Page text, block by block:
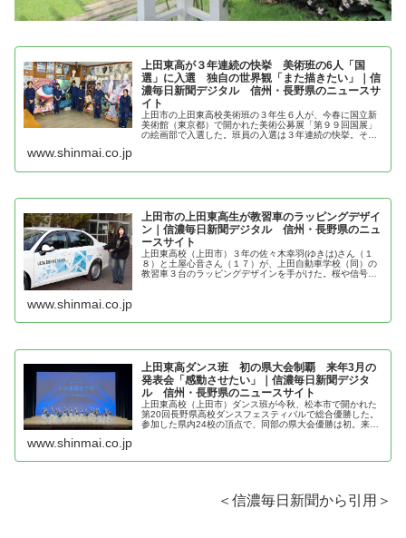
上田東高が３年連続の快挙 美術班の6人「国
選」に入選 独自の世界観「また描きたい」｜信
濃毎日新聞デジタル 信州・長野県のニュースサ
イト
上田市の上田東高校美術班の３年生６人が、今春に国立新
美術館（東京都）で開かれた美術公募展「第９９回国展」
の絵画部で入選した。班員の入選は３年連続の快挙。それ
www.shinmai.co.jp
上田市の上田東高生が教習車のラッピングデザイ
ン｜信濃毎日新聞デジタル 信州・長野県のニュ
ースサイト
上田東高校（上田市）３年の佐々木幸羽(ゆきは)さん（１
８）と土屋心音さん（１７）が、上田自動車学校（同）の
教習車３台のラッピングデザインを手がけた。桜や信号
www.shinmai.co.jp
上田東高ダンス班 初の県大会制覇 来年3月の
発表会「感動させたい」｜信濃毎日新聞デジタ
ル 信州・長野県のニュースサイト
上田東高校（上田市）ダンス班が今秋、松本市で開かれた
第20回長野県高校ダンスフェスティバルで総合優勝した。
参加した県内24校の頂点で、同部の県大会優勝は初。来年
www.shinmai.co.jp
＜信濃毎日新聞から引用＞